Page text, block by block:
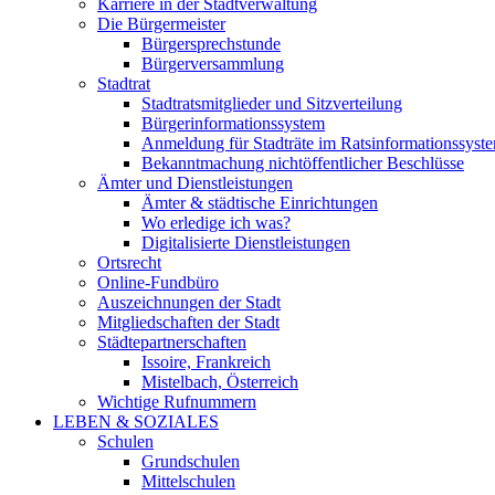
Karriere in der Stadtverwaltung
Die Bürgermeister
Bürgersprechstunde
Bürgerversammlung
Stadtrat
Stadtratsmitglieder und Sitzverteilung
Bürgerinformationssystem
Anmeldung für Stadträte im
Bekanntmachung nichtöffentlicher Beschlüsse
Ämter und Dienstleistungen
Ämter & städtische Einrichtungen
Wo erledige ich was?
Digitalisierte Dienstleistungen
Ortsrecht
Online-Fundbüro
Auszeichnungen der Stadt
Mitgliedschaften der Stadt
Städtepartnerschaften
Issoire, Frankreich
Mistelbach, Österreich
Wichtige Rufnummern
LEBEN & SOZIALES
Schulen
Grundschulen
Mittelschulen